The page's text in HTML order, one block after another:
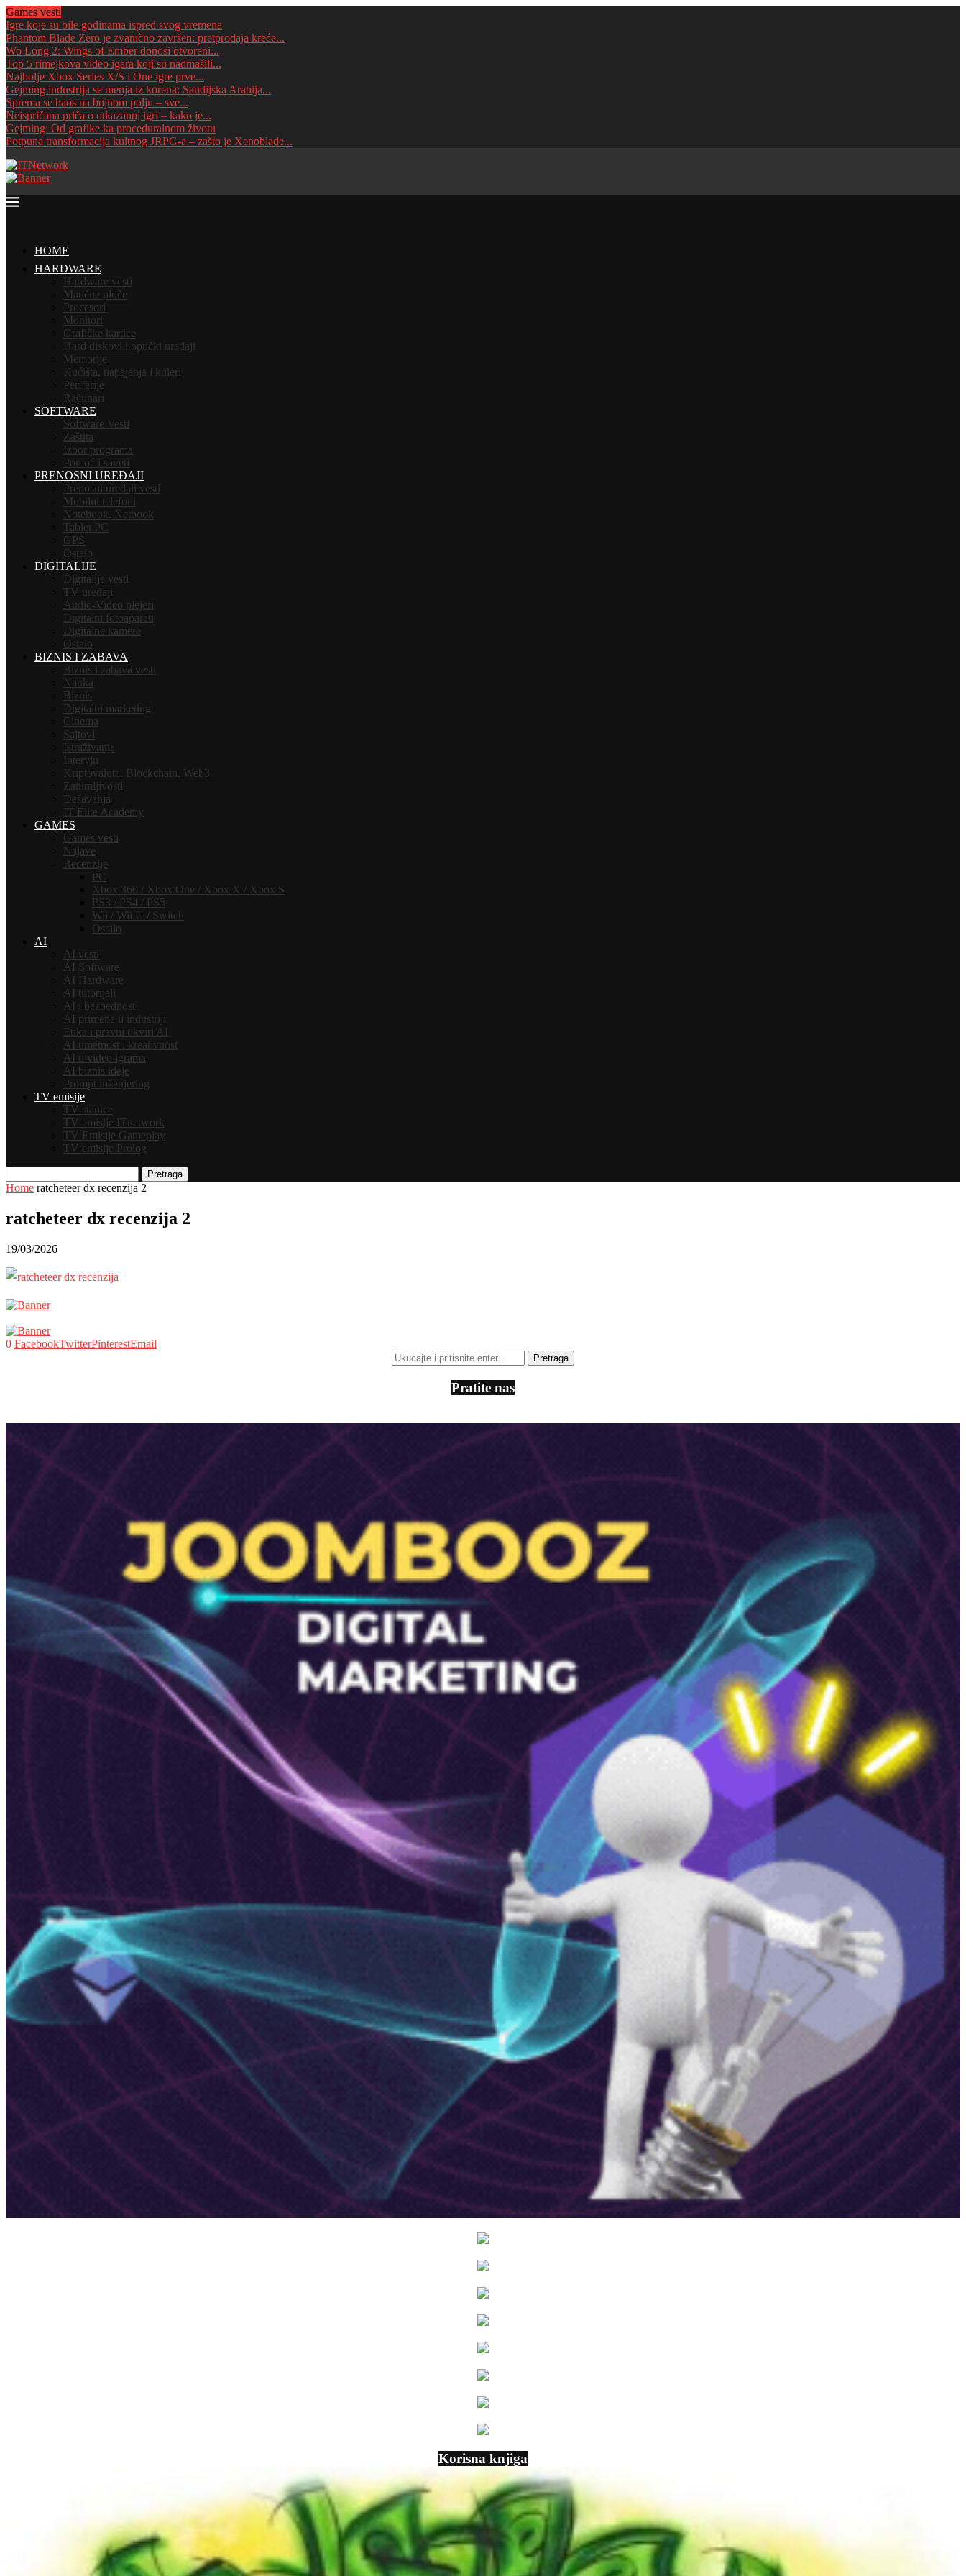
Games vesti
Igre koje su bile godinama ispred svog vremena
Phantom Blade Zero je zvanično završen: pretprodaja kreće...
Wo Long 2: Wings of Ember donosi otvoreni...
Top 5 rimejkova video igara koji su nadmašili...
Najbolje Xbox Series X/S i One igre prve...
Gejming industrija se menja iz korena: Saudijska Arabija...
Sprema se haos na bojnom polju – sve...
Neispričana priča o otkazanoj igri – kako je...
Gejming: Od grafike ka proceduralnom životu
Potpuna transformacija kultnog JRPG-a – zašto je Xenoblade...
HOME
HARDWARE
Hardware vesti
Matične ploče
Procesori
Monitori
Grafičke kartice
Hard diskovi i optički uređaji
Memorije
Kućišta, napajanja i kuleri
Periferije
Računari
SOFTWARE
Software Vesti
Zaštita
Izbor programa
Pomoć i saveti
PRENOSNI UREĐAJI
Prenosni uređaji vesti
Mobilni telefoni
Notebook, Netbook
Tablet PC
GPS
Ostalo
DIGITALIJE
Digitalije vesti
TV uređaji
Audio-Video plejeri
Digitalni fotoaparati
Digitalne kamere
Ostalo
BIZNIS I ZABAVA
Biznis i zabava vesti
Nauka
Biznis
Digitalni marketing
Cinema
Sajtovi
Istraživanja
Intervju
Kriptovalute, Blockchain, Web3
Zanimljivosti
Dešavanja
IT Elite Academy
GAMES
Games vesti
Najave
Recenzije
PC
Xbox 360 / Xbox One / Xbox X / Xbox S
PS3 / PS4 / PS5
Wii / Wii U / Switch
Ostalo
AI
AI vesti
AI Software
AI Hardware
AI tutorijali
AI i bezbednost
AI primene u industriji
Etika i pravni okviri AI
AI umetnost i kreativnost
AI u video igrama
AI biznis ideje
Prompt inženjering
TV emisije
TV stanice
TV emisije ITnetwork
TV Emisije Gameplay
TV emisije Prolog
Pretraga
Home ratcheteer dx recenzija 2
ratcheteer dx recenzija 2
19/03/2026
0 FacebookTwitterPinterestEmail
Pratite nas
Korisna knjiga